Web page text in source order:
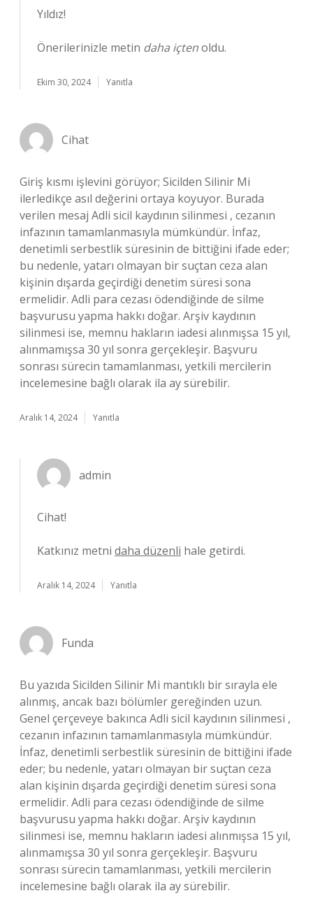
Yıldız!
Önerilerinizle metin daha içtenoldu.
Ekim 30, 2024 Yanıtla
Cihat
Giriş kısmı işlevini görüyor; Sicilden Silinir Mi
ilerledikçe asıl değerini ortaya koyuyor. Burada
verilen mesaj Adli sicil kaydının silinmesi , cezanın
infazının tamamlanmasıyla mümkündür. İnfaz,
denetimli serbestlik süresinin de bittiğini ifade eder;
bu nedenle, yatarı olmayan bir suçtan ceza alan
kişinin dışarda geçirdiği denetim süresi sona
ermelidir. Adli para cezası ödendiğinde de silme
başvurusu yapma hakkı doğar. Arşiv kaydının
silinmesi ise, memnu hakların iadesi alınmışsa 15 yıl,
alınmamışsa 30 yıl sonra gerçekleşir. Başvuru
sonrası sürecin tamamlanması, yetkili mercilerin
incelemesine bağlı olarak ila ay sürebilir.
Aralık 14, 2024 Yanıtla
admin
Cihat!
Katkınız metni daha düzenli hale getirdi.
Aralık 14, 2024 Yanıtla
Funda
Bu yazıda Sicilden Silinir Mi mantıklı bir sırayla ele
alınmış, ancak bazı bölümler gereğinden uzun.
Genel çerçeveye bakınca Adli sicil kaydının silinmesi ,
cezanın infazının tamamlanmasıyla mümkündür.
İnfaz, denetimli serbestlik süresinin de bittiğini ifade
eder; bu nedenle, yatarı olmayan bir suçtan ceza
alan kişinin dışarda geçirdiği denetim süresi sona
ermelidir. Adli para cezası ödendiğinde de silme
başvurusu yapma hakkı doğar. Arşiv kaydının
silinmesi ise, memnu hakların iadesi alınmışsa 15 yıl,
alınmamışsa 30 yıl sonra gerçekleşir. Başvuru
sonrası sürecin tamamlanması, yetkili mercilerin
incelemesine bağlı olarak ila ay sürebilir.